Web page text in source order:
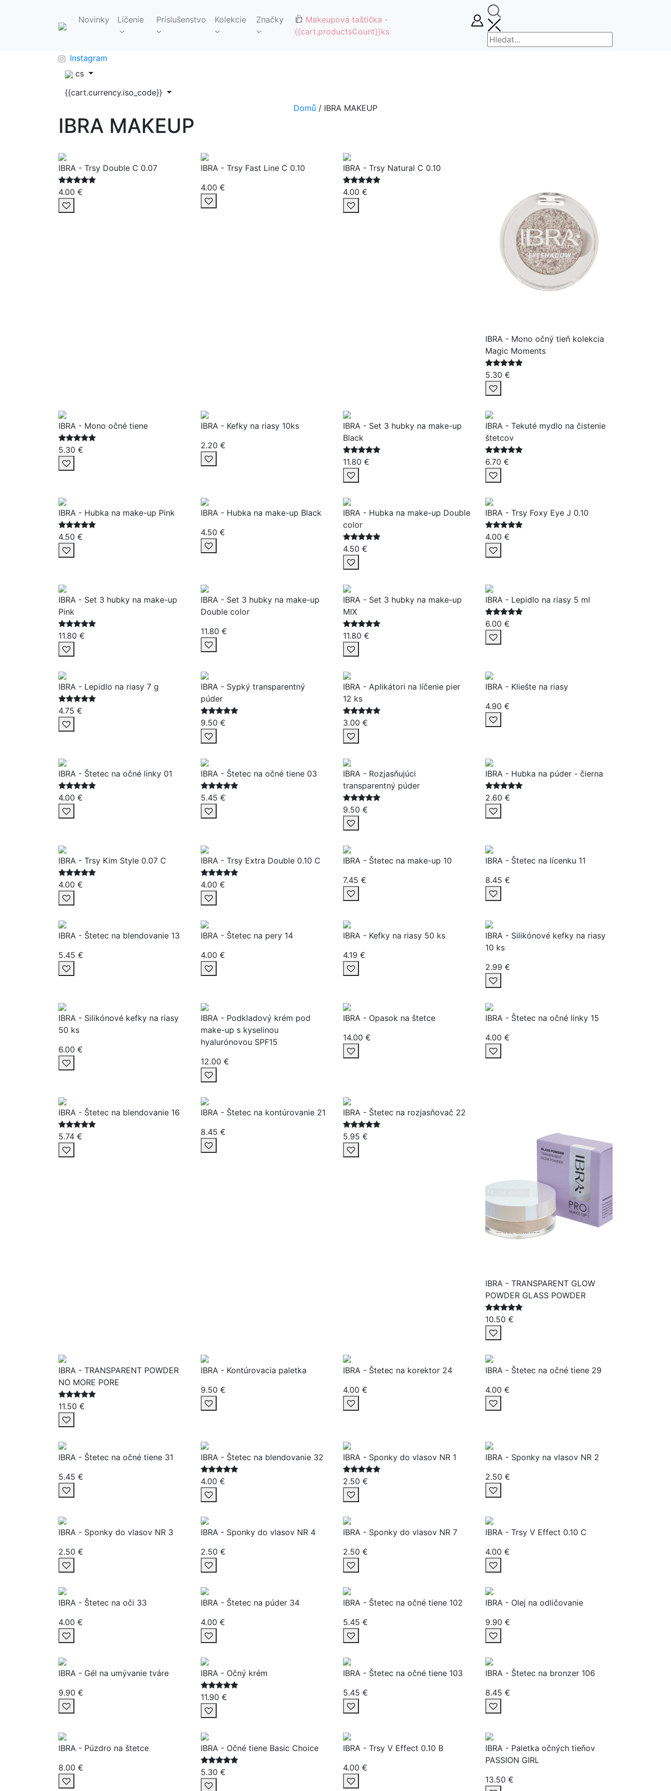
Novinky
Líčenie Príslušenstvo Kolekcie Značky Makeupová taštička -
{{cart.productsCount}}ks
FAQ
info@makeupbag.sk
Instagram
cs
{{cart.currency.iso_code}}
Domů / IBRA MAKEUP
IBRA MAKEUP
IBRA - Trsy Double C 0.07
4.00 €
IBRA - Trsy Fast Line C 0.10
4.00 €
IBRA - Trsy Natural C 0.10
4.00 €
IBRA - Mono očný tieň kolekcia
Magic Moments
5.30 €
IBRA - Mono očné tiene
5.30 €
IBRA - Kefky na riasy 10ks
2.20 €
IBRA - Set 3 hubky na make-up
Black
11.80 €
IBRA - Tekuté mydlo na čistenie
štetcov
6.70 €
IBRA - Hubka na make-up Pink
4.50 €
IBRA - Hubka na make-up Black
4.50 €
IBRA - Hubka na make-up Double
color
4.50 €
IBRA - Trsy Foxy Eye J 0.10
4.00 €
IBRA - Set 3 hubky na make-up
Pink
11.80 €
IBRA - Set 3 hubky na make-up
Double color
11.80 €
IBRA - Set 3 hubky na make-up
MIX
11.80 €
IBRA - Lepidlo na riasy 5 ml
6.00 €
IBRA - Lepidlo na riasy 7 g
4.75 €
IBRA - Sypký transparentný
púder
9.50 €
IBRA - Aplikátori na líčenie pier
12 ks
3.00 €
IBRA - Kliešte na riasy
4.90 €
IBRA - Štetec na očné linky 01
4.00 €
IBRA - Štetec na očné tiene 03
5.45 €
IBRA - Rozjasňujúci
transparentný púder
9.50 €
IBRA - Hubka na púder - čierna
2.60 €
IBRA - Trsy Kim Style 0.07 C
4.00 €
IBRA - Trsy Extra Double 0.10 C
4.00 €
IBRA - Štetec na make-up 10
7.45 €
IBRA - Štetec na lícenku 11
8.45 €
IBRA - Štetec na blendovanie 13
5.45 €
IBRA - Štetec na pery 14
4.00 €
IBRA - Kefky na riasy 50 ks
4.19 €
IBRA - Silikónové kefky na riasy
10 ks
2.99 €
IBRA - Silikónové kefky na riasy
50 ks
6.00 €
IBRA - Podkladový krém pod
make-up s kyselinou
hyalurónovou SPF15
12.00 €
IBRA - Opasok na štetce
14.00 €
IBRA - Štetec na očné linky 15
4.00 €
IBRA - Štetec na blendovanie 16
5.74 €
IBRA - Štetec na kontúrovanie 21
8.45 €
IBRA - Štetec na rozjasňovač 22
5.95 €
IBRA - TRANSPARENT GLOW
POWDER GLASS POWDER
10.50 €
IBRA - TRANSPARENT POWDER
NO MORE PORE
11.50 €
IBRA - Kontúrovacia paletka
9.50 €
IBRA - Štetec na korektor 24
4.00 €
IBRA - Štetec na očné tiene 29
4.00 €
IBRA - Štetec na očné tiene 31
5.45 €
IBRA - Štetec na blendovanie 32
4.00 €
IBRA - Sponky do vlasov NR 1
2.50 €
IBRA - Sponky na vlasov NR 2
2.50 €
IBRA - Sponky do vlasov NR 3
2.50 €
IBRA - Sponky do vlasov NR 4
2.50 €
IBRA - Sponky do vlasov NR 7
2.50 €
IBRA - Trsy V Effect 0.10 C
4.00 €
IBRA - Štetec na oči 33
4.00 €
IBRA - Štetec na púder 34
4.00 €
IBRA - Štetec na očné tiene 102
5.45 €
IBRA - Olej na odličovanie
9.90 €
IBRA - Gél na umývanie tváre
9.90 €
IBRA - Očný krém
11.90 €
IBRA - Štetec na očné tiene 103
5.45 €
IBRA - Štetec na bronzer 106
8.45 €
IBRA - Púzdro na štetce
8.00 €
IBRA - Očné tiene Basic Choice
5.30 €
IBRA - Trsy V Effect 0.10 B
4.00 €
IBRA - Paletka očných tieňov
PASSION GIRL
13.50 €